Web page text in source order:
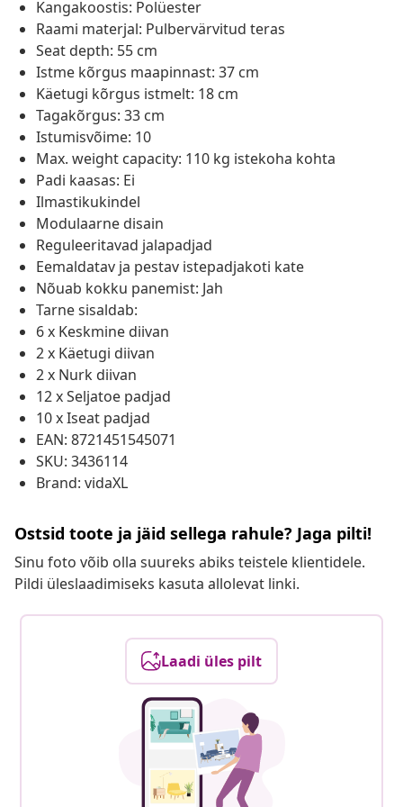
Kangakoostis: Polüester
Raami materjal: Pulbervärvitud teras
Seat depth: 55 cm
Istme kõrgus maapinnast: 37 cm
Käetugi kõrgus istmelt: 18 cm
Tagakõrgus: 33 cm
Istumisvõime: 10
Max. weight capacity: 110 kg istekoha kohta
Padi kaasas: Ei
Ilmastikukindel
Modulaarne disain
Reguleeritavad jalapadjad
Eemaldatav ja pestav istepadjakoti kate
Nõuab kokku panemist: Jah
Tarne sisaldab:
6 x Keskmine diivan
2 x Käetugi diivan
2 x Nurk diivan
12 x Seljatoe padjad
10 x Iseat padjad
EAN: 8721451545071
SKU: 3436114
Brand: vidaXL
Ostsid toote ja jäid sellega rahule? Jaga pilti!
Sinu foto võib olla suureks abiks teistele klientidele.
Pildi üleslaadimiseks kasuta allolevat linki.
Laadi üles pilt